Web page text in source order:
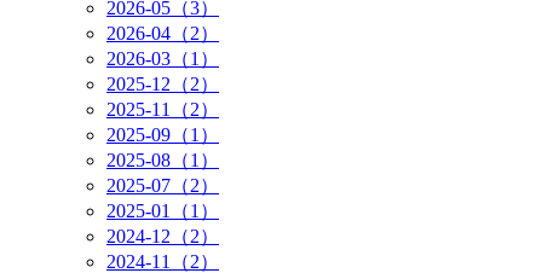
2026-05（3）
2026-04（2）
2026-03（1）
2025-12（2）
2025-11（2）
2025-09（1）
2025-08（1）
2025-07（2）
2025-01（1）
2024-12（2）
2024-11（2）